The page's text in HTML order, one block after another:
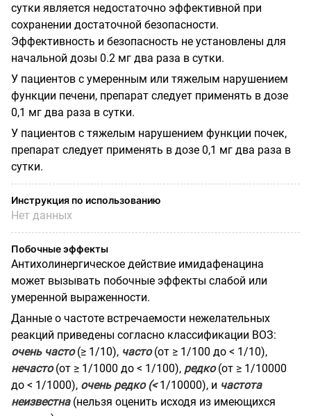
сутки является недостаточно эффективной при
сохранении достаточной безопасности.
Эффективность и безопасность не установлены для
начальной дозы 0.2 мг два раза в сутки.
У пациентов с умеренным или тяжелым нарушением
функции печени, препарат следует применять в дозе
0,1 мг два раза в сутки.
У пациентов с тяжелым нарушением функции почек,
препарат следует применять в дозе 0,1 мг два раза в
сутки.
Инструкция по использованию
Нет данных
Побочные эффекты
Антихолинергическое действие имидафенацина
может вызывать побочные эффекты слабой или
умеренной выраженности.
Данные о частоте встречаемости нежелательных
реакций приведены согласно классификации ВОЗ:
очень часто(≥ 1/10), часто(от ≥ 1/100 до < 1/10),
нечасто(от ≥ 1/1000 до < 1/100), редко(от ≥ 1/10000
до < 1/1000), очень редко (<1/10000), и частота
неизвестна(нельзя оценить исходя из имеющихся